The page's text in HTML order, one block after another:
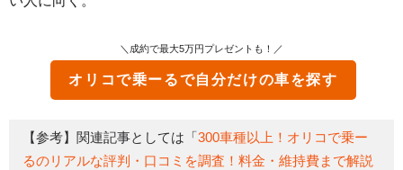
＼成約で最大5万円プレゼントも！／
オリコで乗ーるで自分だけの車を探す
【参考】関連記事としては「300車種以上！オリコで乗ー
るのリアルな評判・口コミを調査！料金・維持費まで解説